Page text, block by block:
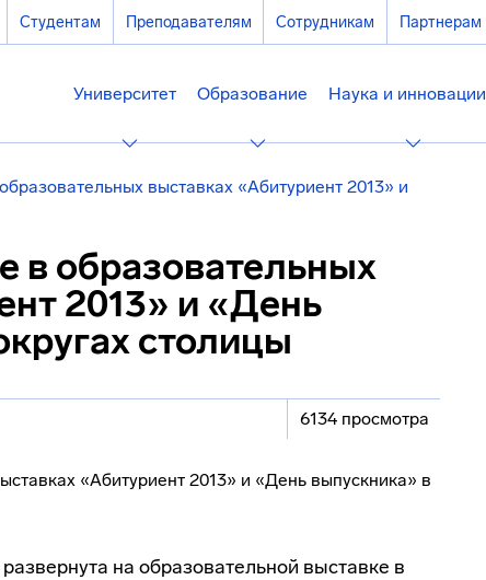
Студентам Преподавателям Сотрудникам Партнерам
Университет Образование Наука и инновации
выставках «Абитуриент 2013» и
в образовательных
2013» и «День
столицы
6134 просмотра
на образовательной выставке в